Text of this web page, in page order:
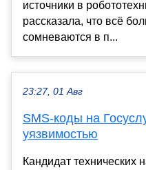
источники в
рассказала, что всё
сомневаются в п...
23:27, 01 Авг
SMS-коды на
уязвимостью
Кандидат